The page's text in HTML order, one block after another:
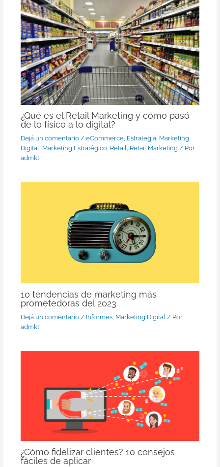
¿Qué es el Retail Marketing y cómo pasó
de lo físico a lo digital?
Dejá un comentario / eCommerce, Estrategia, Marketing
Digital, Marketing Estratégico, Retail, Retail Marketing / Por
admkt
10 tendencias de marketing más
prometedoras del 2023
Dejá un comentario / Informes, Marketing Digital/ Por
admkt
¿Cómo fidelizar clientes? 10 consejos
fáciles de aplicar